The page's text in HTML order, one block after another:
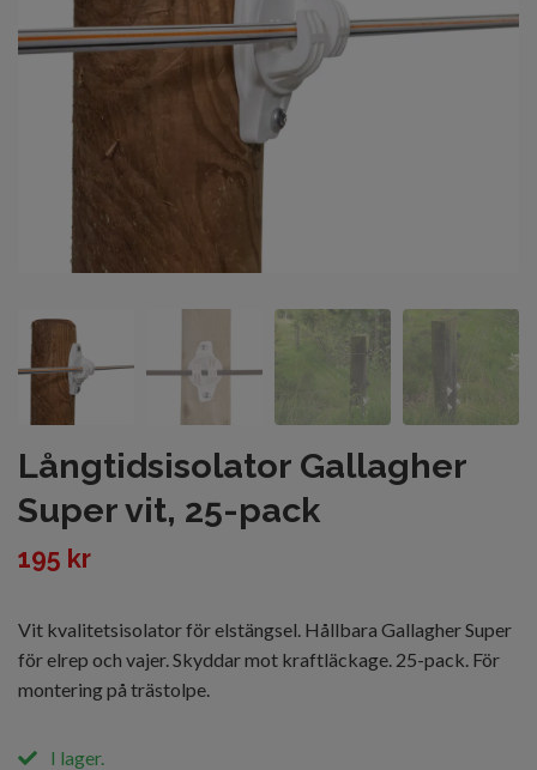
Långtidsisolator Gallagher
Super vit, 25-pack
195 kr
Vit kvalitetsisolator för elstängsel. Hållbara Gallagher Super
för elrep och vajer. Skyddar mot kraftläckage. 25-pack. För
montering på trästolpe.
I lager.